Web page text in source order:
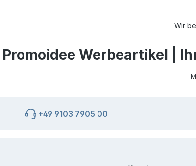
Wir
Promoidee Werbeartikel |
+49 9103 7905 00